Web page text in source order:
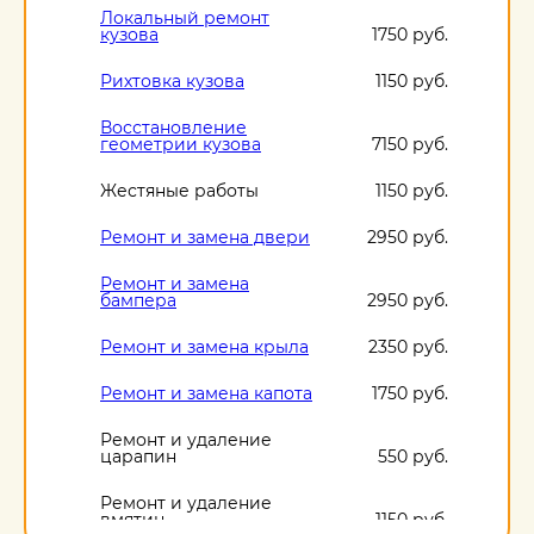
Локальный ремонт
кузова 1750 руб.
Рихтовка кузова 1150 руб.
Восстановление
геометрии кузова 7150 руб.
Жестяные работы 1150 руб.
Ремонт и замена двери 2950 руб.
Ремонт и замена
бампера 2950 руб.
Ремонт и замена крыла 2350 руб.
Ремонт и замена капота 1750 руб.
Ремонт и удаление
царапин 550 руб.
Ремонт и удаление
вмятин 1150 руб.